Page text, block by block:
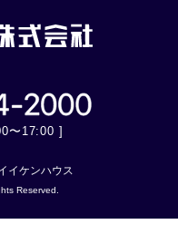
〜17:00 ]
イケンハウス
Reserved.